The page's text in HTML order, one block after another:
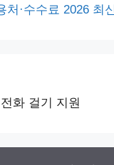
처·수수료 2026 최
화 걸기 지원